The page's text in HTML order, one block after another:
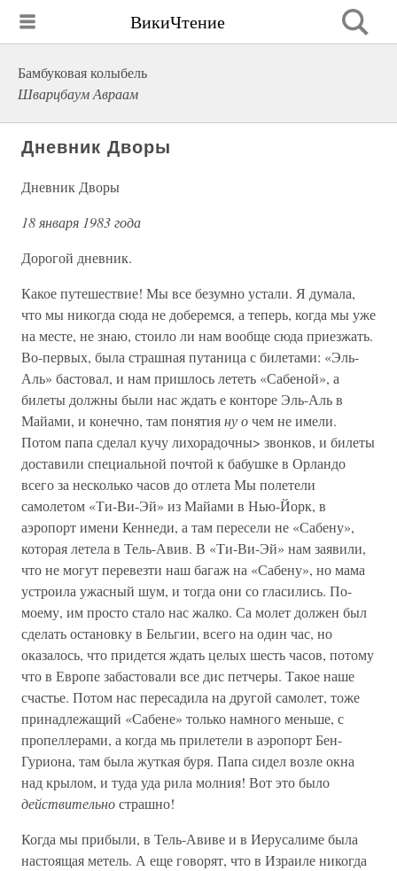
ВикиЧтение
Бамбуковая колыбель
Шварцбаум Авраам
Дневник Дворы
Дневник Дворы
18 января 1983 года
Дорогой дневник.
Какое путешествие! Мы все безумно устали. Я думала,
что мы никогда сюда не доберемся, а теперь, когда мы уже
на месте, не знаю, стоило ли нам вообще сюда приезжать.
Во-первых, была страшная путаница с билетами: «Эль-
Аль» бастовал, и нам пришлось лететь «Сабеной», а
билеты должны были нас ждать е конторе Эль-Аль в
Майами, и конечно, там понятияну очем не имели.
Потом папа сделал кучу лихорадочны> звонков, и билеты
доставили специальной почтой к бабушке в Орландо
всего за несколько часов до отлета Мы полетели
самолетом «Ти-Ви-Эй» из Майами в Нью-Йорк, в
аэропорт имени Кеннеди, а там пересели не «Сабену»,
которая летела в Тель-Авив. В «Ти-Ви-Эй» нам заявили,
что не могут перевезти наш багаж на «Сабену», но мама
устроила ужасный шум, и тогда они со гласились. По-
моему, им просто стало нас жалко. Са молет должен был
сделать остановку в Бельгии, всего на один час, но
оказалось, что придется ждать целых шесть часов, потому
что в Европе забастовали все дис петчеры. Такое наше
счастье. Потом нас пересадила на другой самолет, тоже
принадлежащий «Сабене» только намного меньше, с
пропеллерами, а когда мь прилетели в аэропорт Бен-
Гуриона, там была жуткая буря. Папа сидел возле окна
над крылом, и туда уда рила молния! Вот это было
действительнострашно!
Когда мы прибыли, в Тель-Авиве и в Иерусалиме была
настоящая метель. А еще говорят, что в Израиле никогда